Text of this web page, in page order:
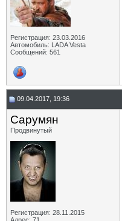
Регистрация: 23.03.2016
Автомобиль: LADA Vesta
Сообщений: 561
09.04.2017, 19:36
Сарумян
Продвинутый
Регистрация: 28.11.2015